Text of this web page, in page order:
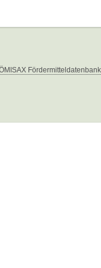
Fördermitteldatenbank